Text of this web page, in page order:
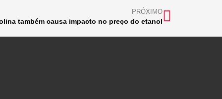
PRÓXIMO
também causa impacto no preço do etanol